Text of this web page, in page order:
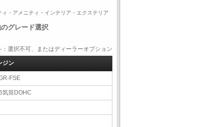
ィ・アメニティ・インテリア・エクステリア
グレード選択
択不可、またはディーラーオプション
ジン
FSE
気筒DOHC